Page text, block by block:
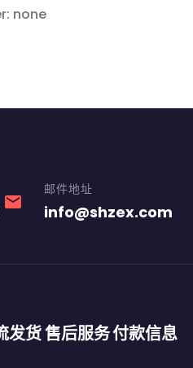
none
email
邮件地址
info@shzex.com
发货售后服务付款信息